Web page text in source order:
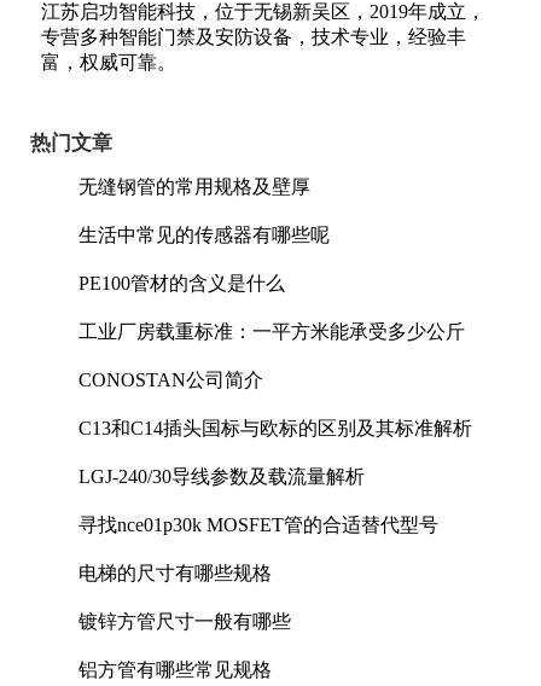
江苏启功智能科技，位于无锡新吴区，2019年成立，
专营多种智能门禁及安防设备，技术专业，经验丰
富，权威可靠。
热门文章
无缝钢管的常用规格及壁厚
生活中常见的传感器有哪些呢
PE100管材的含义是什么
工业厂房载重标准：一平方米能承受多少公斤
CONOSTAN公司简介
C13和C14插头国标与欧标的区别及其标准解析
LGJ-240/30导线参数及载流量解析
寻找nce01p30k MOSFET管的合适替代型号
电梯的尺寸有哪些规格
镀锌方管尺寸一般有哪些
铝方管有哪些常见规格